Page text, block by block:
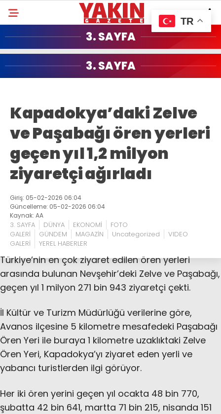
3. SAYFA
3. SAYFA
Kapadokya’daki Zelve
ve Paşabağı ören yerleri
geçen yıl 1,2 milyon
ziyaretçi ağırladı
Giriş: 05-02-2026 06:04
Güncelleme: 05-02-2026 06:04
Kaynak: AA
3. SAYFA DÜNYA EKONOMİ
FOTO
GALERİ
GÜNDEM MAGAZİN Uncategorized
VIDEO
GALERİ
YEREL HABERLER
Türkiye’nin en çok ziyaret edilen ören yerleri
arasında bulunan Nevşehir’deki Zelve ve Paşabağı,
geçen yıl 1 milyon 271 bin 943 ziyaretçi çekti.
İl Kültür ve Turizm Müdürlüğü verilerine göre,
Avanos ilçesine 5 kilometre mesafedeki Paşabağı
Ören Yeri ile buraya 1 kilometre uzaklıktaki Zelve
Ören Yeri, Kapadokya’yı ziyaret eden yerli ve
yabancı turistlerden ilgi görüyor.
Her iki ören yerini geçen yıl ocakta 48 bin 770,
şubatta 42 bin 641, martta 71 bin 215, nisanda 151
TR